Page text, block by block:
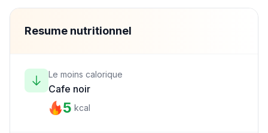
Resume nutritionnel
Le moins calorique
Cafe noir
5 kcal